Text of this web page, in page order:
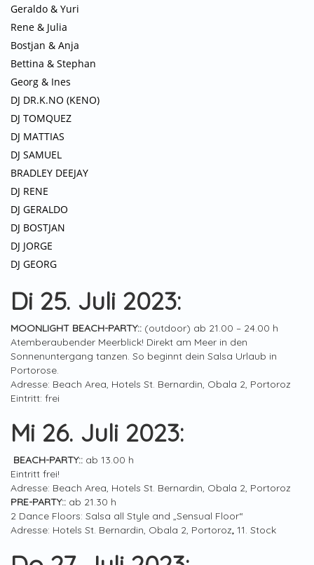
Geraldo & Yuri
Rene & Julia
Bostjan & Anja
Bettina & Stephan
Georg & Ines
DJ DR.K.NO (KENO)
DJ TOMQUEZ
DJ MATTIAS
DJ SAMUEL
BRADLEY DEEJAY
DJ RENE
DJ GERALDO
DJ BOSTJAN
DJ JORGE
DJ GEORG
Di 25. Juli 2023:
MOONLIGHT BEACH-PARTY:: (outdoor) ab 21.00 – 24.00 h
Atemberaubender Meerblick! Direkt am Meer in den
Sonnenuntergang tanzen. So beginnt dein Salsa Urlaub in
Portorose.
Adresse: Beach Area, Hotels St. Bernardin, Obala 2, Portoroz
Eintritt: frei
Mi 26. Juli 2023:
BEACH-PARTY:: ab 13.00 h
Eintritt frei!
Adresse: Beach Area, Hotels St. Bernardin, Obala 2, Portoroz
PRE-PARTY:: ab 21.30 h
2 Dance Floors: Salsa all Style and „Sensual Floor“
Adresse: Hotels St. Bernardin, Obala 2, Portoroz, 11. Stock